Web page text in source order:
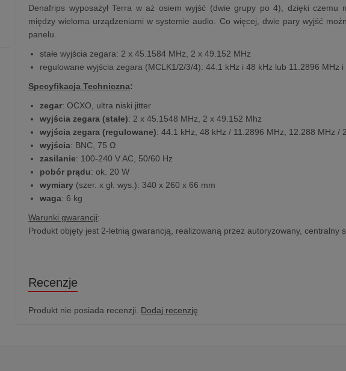
Denafrips wyposażył Terra w aż osiem wyjść (dwie grupy po 4), dzięki czemu
między wieloma urządzeniami w systemie audio. Co więcej, dwie pary wyjść
panelu.
stałe wyjścia zegara: 2 x 45.1584 MHz, 2 x 49.152 MHz
regulowane wyjścia zegara (MCLK1/2/3/4): 44.1 kHz i 48 kHz lub 11.2896 MHz
Specyfikacja Techniczna:
zegar: OCXO, ultra niski jitter
wyjścia zegara (stałe): 2 x 45.1548 MHz, 2 x 49.152 Mhz
wyjścia zegara (regulowane): 44.1 kHz, 48 kHz / 11.2896 MHz, 12.288 MHz /
wyjścia: BNC, 75 Ω
zasilanie: 100-240 V AC, 50/60 Hz
pobór prądu: ok. 20 W
wymiary (szer. x gł. wys.): 340 x 260 x 66 mm
waga: 6 kg
Warunki gwarancji:
Produkt objęty jest 2-letnią gwarancją, realizowaną przez autoryzowany, centralny
Recenzje
Produkt nie posiada recenzji. Dodaj recenzję